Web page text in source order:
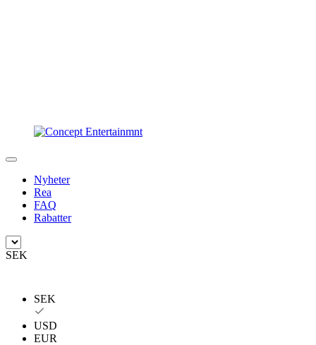
Nyheter
Rea
FAQ
Rabatter
SEK
SEK
USD
EUR